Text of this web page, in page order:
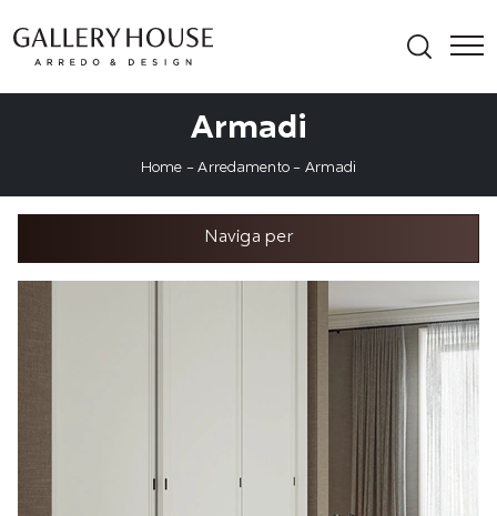
Armadi
Home -Arredamento - Armadi
Naviga per